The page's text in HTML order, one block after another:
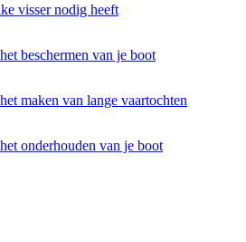
visser nodig heeft
beschermen van je boot
maken van lange vaartochten
onderhouden van je boot